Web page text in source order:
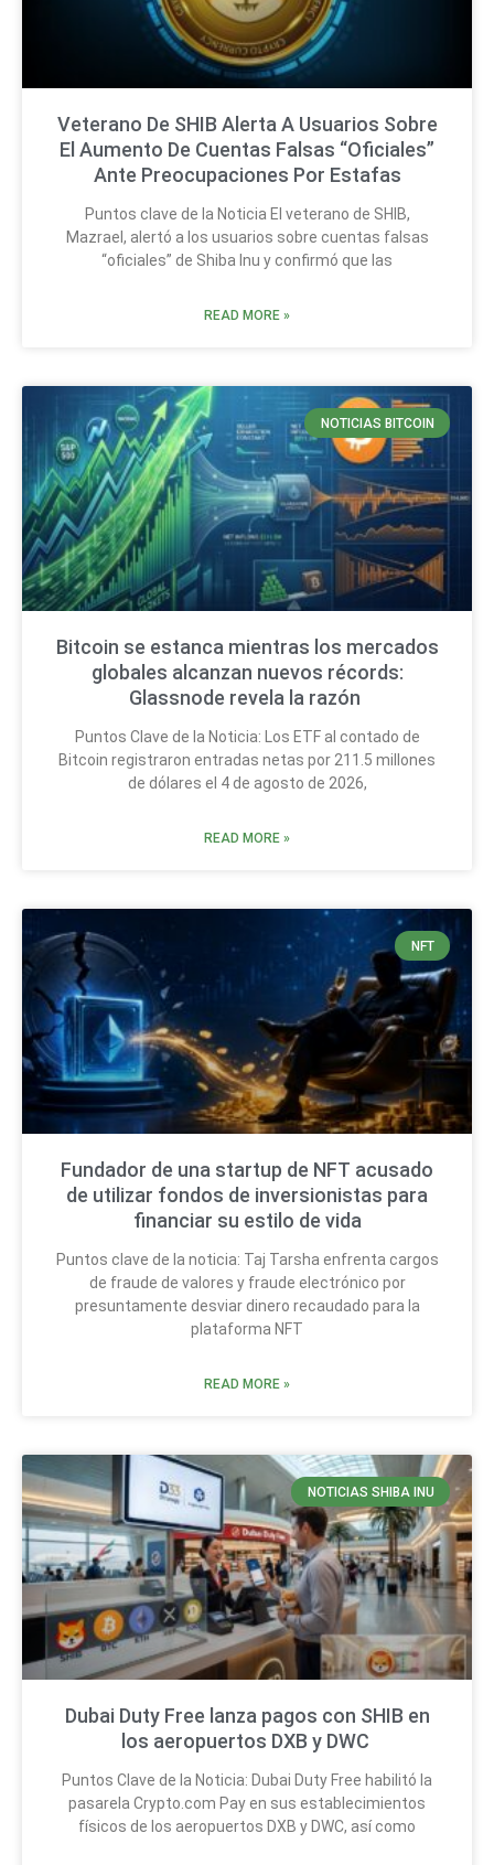
Veterano De SHIB Alerta A Usuarios Sobre
El Aumento De Cuentas Falsas “Oficiales”
Ante Preocupaciones Por Estafas
Puntos clave de la Noticia El veterano de SHIB,
Mazrael, alertó a los usuarios sobre cuentas falsas
“oficiales” de Shiba Inu y confirmó que las
READ MORE »
NOTICIAS BITCOIN
Bitcoin se estanca mientras los mercados
globales alcanzan nuevos récords:
Glassnode revela la razón
Puntos Clave de la Noticia: Los ETF al contado de
Bitcoin registraron entradas netas por 211.5 millones
de dólares el 4 de agosto de 2026,
READ MORE »
NFT
Fundador de una startup de NFT acusado
de utilizar fondos de inversionistas para
financiar su estilo de vida
Puntos clave de la noticia: Taj Tarsha enfrenta cargos
de fraude de valores y fraude electrónico por
presuntamente desviar dinero recaudado para la
plataforma NFT
READ MORE »
NOTICIAS SHIBA INU
Dubai Duty Free lanza pagos con SHIB en
los aeropuertos DXB y DWC
Puntos Clave de la Noticia: Dubai Duty Free habilitó la
pasarela Crypto.com Pay en sus establecimientos
físicos de los aeropuertos DXB y DWC, así como